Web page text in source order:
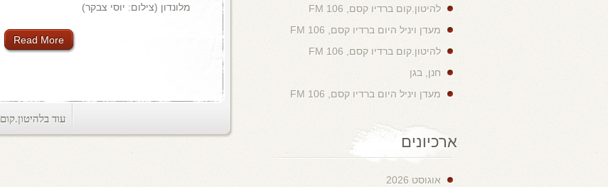
מלונדון (צילום: יוסי צבקר)
Read More
עוד בלהיטון.קום
להיטון.קום ברדיו קסם, 106 FM
מעדן ויניל היום ברדיו קסם, 106 FM
להיטון.קום ברדיו קסם, 106 FM
חנן, בגן
מעדן ויניל היום ברדיו קסם, 106 FM
ארכיונים
אוגוסט 2026